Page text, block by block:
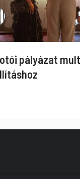
pályázat